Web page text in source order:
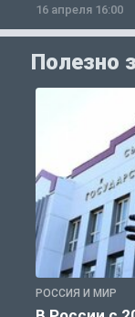
16 апреля 16:00
Полезно
РОССИЯ И МИР